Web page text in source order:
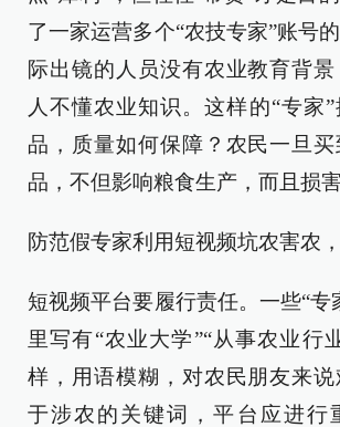
了一家运营多个“农技专家”账号
际出镜的人员没有农业教育背
人不懂农业知识。这样的“专家
品，质量如何保障？农民一旦
品，不但影响粮食生产，而且损害
防范假专家利用短视频坑农害农
短视频平台要履行责任。一些“专
里写有“农业大学”“从事农业行
样，用语模糊，对农民朋友来
于涉农的关键词，平台应进行